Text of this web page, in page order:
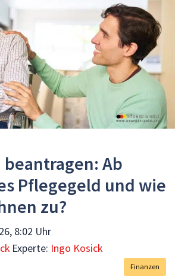
Ab
Pflegegeld und wie
zu?
8:02 Uhr
Experte: Ingo Kosick
Finanzen